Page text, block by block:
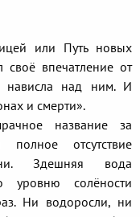
или Путь новых
впечатление от
нависла над ним. И
и смерти».
название за
отсутствие
Здешняя вода
уровню солёности
Ни водоросли, ни